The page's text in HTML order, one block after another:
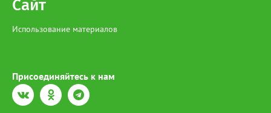
общую сумму порядка 3 миллионов рублей. Во время обысков
которых разыгрывались аварийные спектакли, а также
возбуждено уголовное дело по ч. 4 ст. 159.5 УК РФ. Суд уже
избрал меру пресечения для фигурантов. Предполагаемый
организатор отправлен под стражу, а его сообщник будет
дожидаться развития событий под подпиской о невыезде.
Сайт
Использование материалов
Присоединяйтесь к нам